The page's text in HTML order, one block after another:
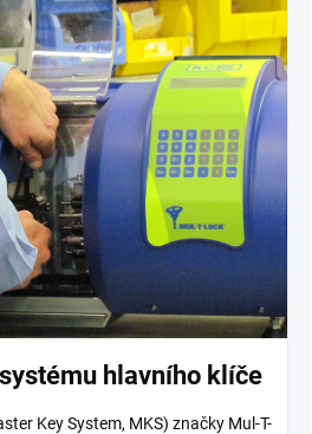
hlavního klíče
Key System, MKS) značky Mul-T-